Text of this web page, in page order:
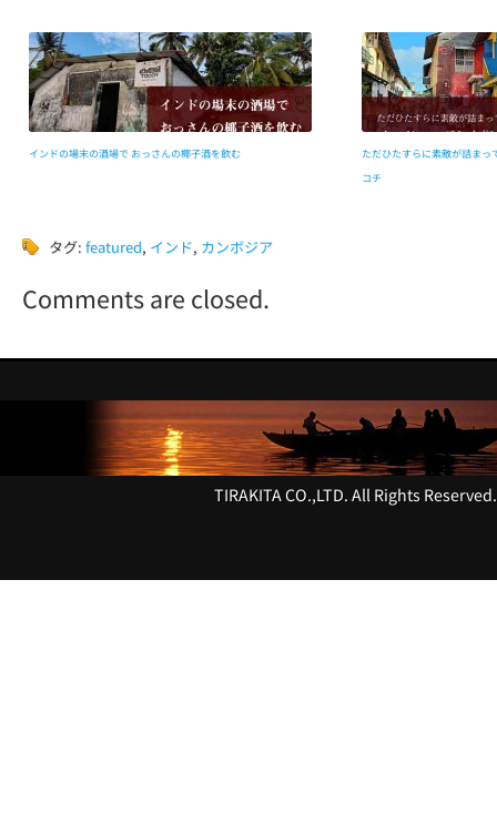
インドの場末の酒場で おっさんの椰子酒を飲む
ただひたすらに素敵が詰まっ
コチ
タグ: featured, インド, カンボジア
Comments are closed.
TIRAKITA CO.,LTD. All Rights Reserved.